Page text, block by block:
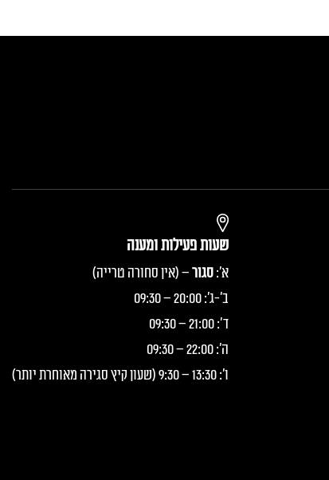
שעות פעילות ומענה
א':סגור– (אין סחורה טרייה)
ב'-ג': 20:00 – 09:30
ד': 21:00 – 09:30
ה': 22:00 – 09:30
ו': 13:30 – 9:30 (שעון קיץ סגירה מאוחרת יותר)